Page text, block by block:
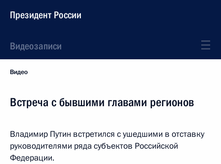
Президент России
Видеозаписи
Видео
Встреча с бывшими главами регионов
Владимир Путин встретился с ушедшими в отставку
руководителями ряда субъектов Российской
Федерации.